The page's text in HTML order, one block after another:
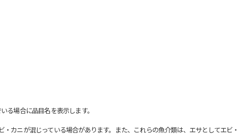
る場合に品目名を表示します。
ニが混じっている場合があります。また、これらの魚介類は、エサとしてエビ